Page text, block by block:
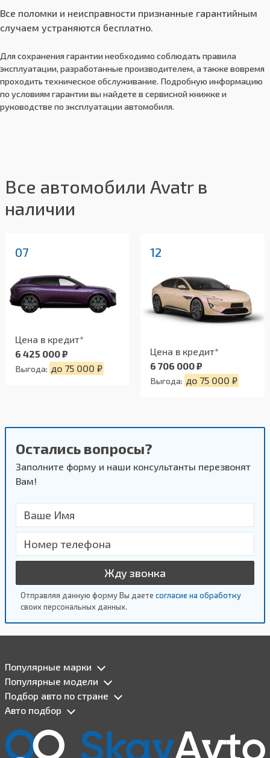
закрыть
приложение при активном Bluetooth соединении
Дистанционное управление прямолинейным
пространстве с помощью мобильного
приложения при активном Bluetooth соединении
закрыть
торможения при обнаружении приближения
объектов, движущихся в поперечном
Адаптивный круиз-контроль (ACC)
Интеллектуальный адаптивный круиз
контроль (IACC):
парковке, в том числе с возможностью
приложение при активном Bluetooth соединении
движением автомобиля в ограниченном
приложения при активном Bluetooth соединении
закрыть
Все поломки и неисправности признанные гарантийным
случаем устраняются бесплатно.
Для сохранения гарантии необходимо соблюдать правила
эксплуатации, разработанные производителем, а также вовремя
проходить техническое обслуживание. Подробную информацию
по условиям гарантии вы найдете в сервисной книжке и
руководстве по эксплуатации автомобиля.
Все автомобили Avatr в
наличии
07
Цена в кредит*
6 425 000 ₽
Выгода: до 75 000 ₽
12
Цена в кредит*
6 706 000 ₽
Выгода: до 75 000 ₽
Остались вопросы?
Заполните форму и наши консультанты перезвонят
Вам!
Жду звонка
Отправляя данную форму Вы даете согласие на обработку
своих персональных данных.
Популярные марки
Популярные модели
Подбор авто по стране
Авто подбор